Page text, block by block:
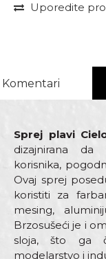
Uporedite
Komentari
Sprej plavi
dizajnirana da
korisnika,
Ovaj sprej
koristiti za
mesing,
Brzosušeći je i
sloja, što ga
modelarstvo i